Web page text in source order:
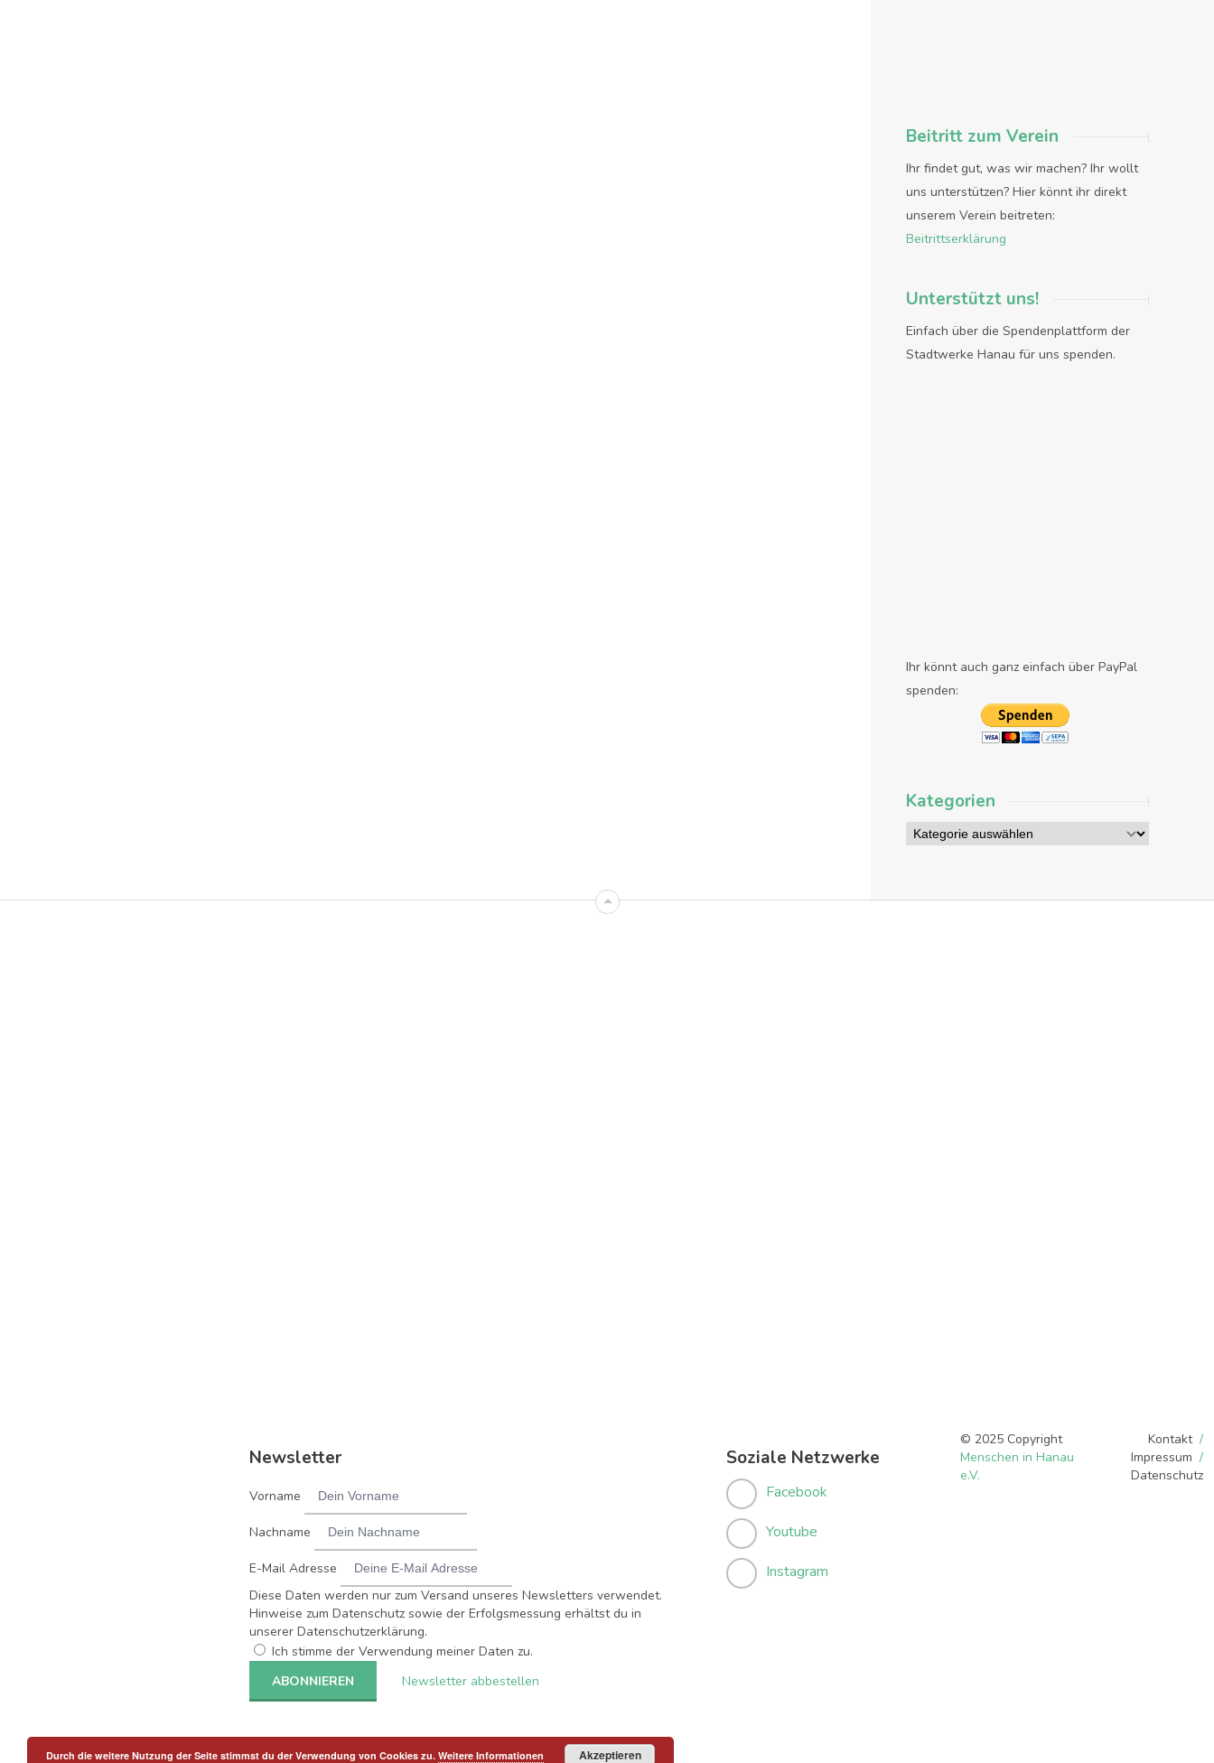
Beitritt zum Verein
Ihr findet gut, was wir machen? Ihr wollt
uns unterstützen? Hier könnt ihr direkt
unserem Verein beitreten:
Beitrittserklärung
Unterstützt uns!
Einfach über die Spendenplattform der
Stadtwerke Hanau für uns spenden.
Ihr könnt auch ganz einfach über PayPal
spenden:
Kategorien
Newsletter
Vorname
Nachname
E-Mail Adresse
Diese Daten werden nur zum Versand unseres Newsletters verwendet.
Hinweise zum Datenschutz sowie der Erfolgsmessung erhältst du in
unserer Datenschutzerklärung.
Ich stimme der Verwendung meiner Daten zu.
Newsletter abbestellen
Soziale Netzwerke
Facebook
Youtube
Instagram
Kontakt
Impressum
Datenschutz
© 2025 Copyright
Menschen in Hanau
e.V.
Durch die weitere Nutzung der Seite stimmst du der Verwendung von Cookies zu. Weitere Informationen Akzeptieren